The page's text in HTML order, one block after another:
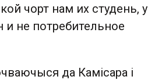
чорт нам их студень, у
и не потребительное
да Камісара і